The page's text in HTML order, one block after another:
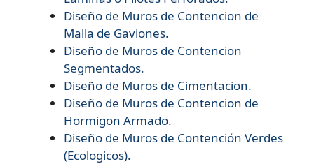
Diseño de Muros de Contencion de
Malla de Gaviones.
Diseño de Muros de Contencion
Segmentados.
Diseño de Muros de Cimentacion.
Diseño de Muros de Contencion de
Hormigon Armado.
Diseño de Muros de Contención Verdes
(Ecologicos).